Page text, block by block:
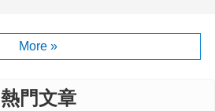
More »
熱門文章